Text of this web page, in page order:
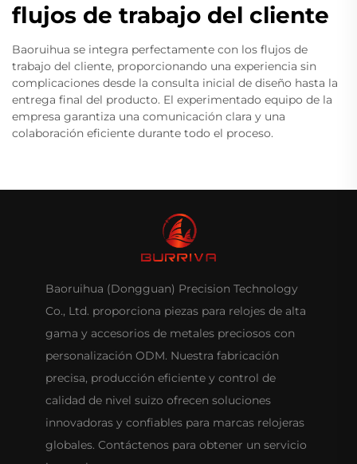
flujos de trabajo del cliente
Baoruihua se integra perfectamente con los flujos de
trabajo del cliente, proporcionando una experiencia sin
complicaciones desde la consulta inicial de diseño hasta la
entrega final del producto. El experimentado equipo de la
empresa garantiza una comunicación clara y una
colaboración eficiente durante todo el proceso.
Baoruihua (Dongguan) Precision Technology
Co., Ltd. proporciona piezas para relojes de alta
gama y accesorios de metales preciosos con
personalización ODM. Nuestra fabricación
precisa, producción eficiente y control de
calidad de nivel suizo ofrecen soluciones
innovadoras y confiables para marcas relojeras
globales. Contáctenos para obtener un servicio